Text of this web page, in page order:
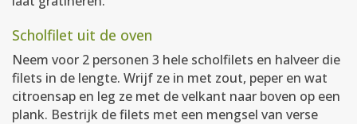
Scholfilet uit de oven
Neem voor 2 personen 3 hele scholfilets en halveer die
filets in de lengte. Wrijf ze in met zout, peper en wat
citroensap en leg ze met de velkant naar boven op een
plank. Bestrijk de filets met een mengsel van verse